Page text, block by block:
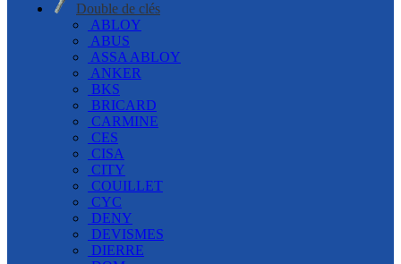
Double de clés
ABLOY
ABUS
ASSA ABLOY
ANKER
BKS
BRICARD
CARMINE
CES
CISA
CITY
COUILLET
CYC
DENY
DEVISMES
DIERRE